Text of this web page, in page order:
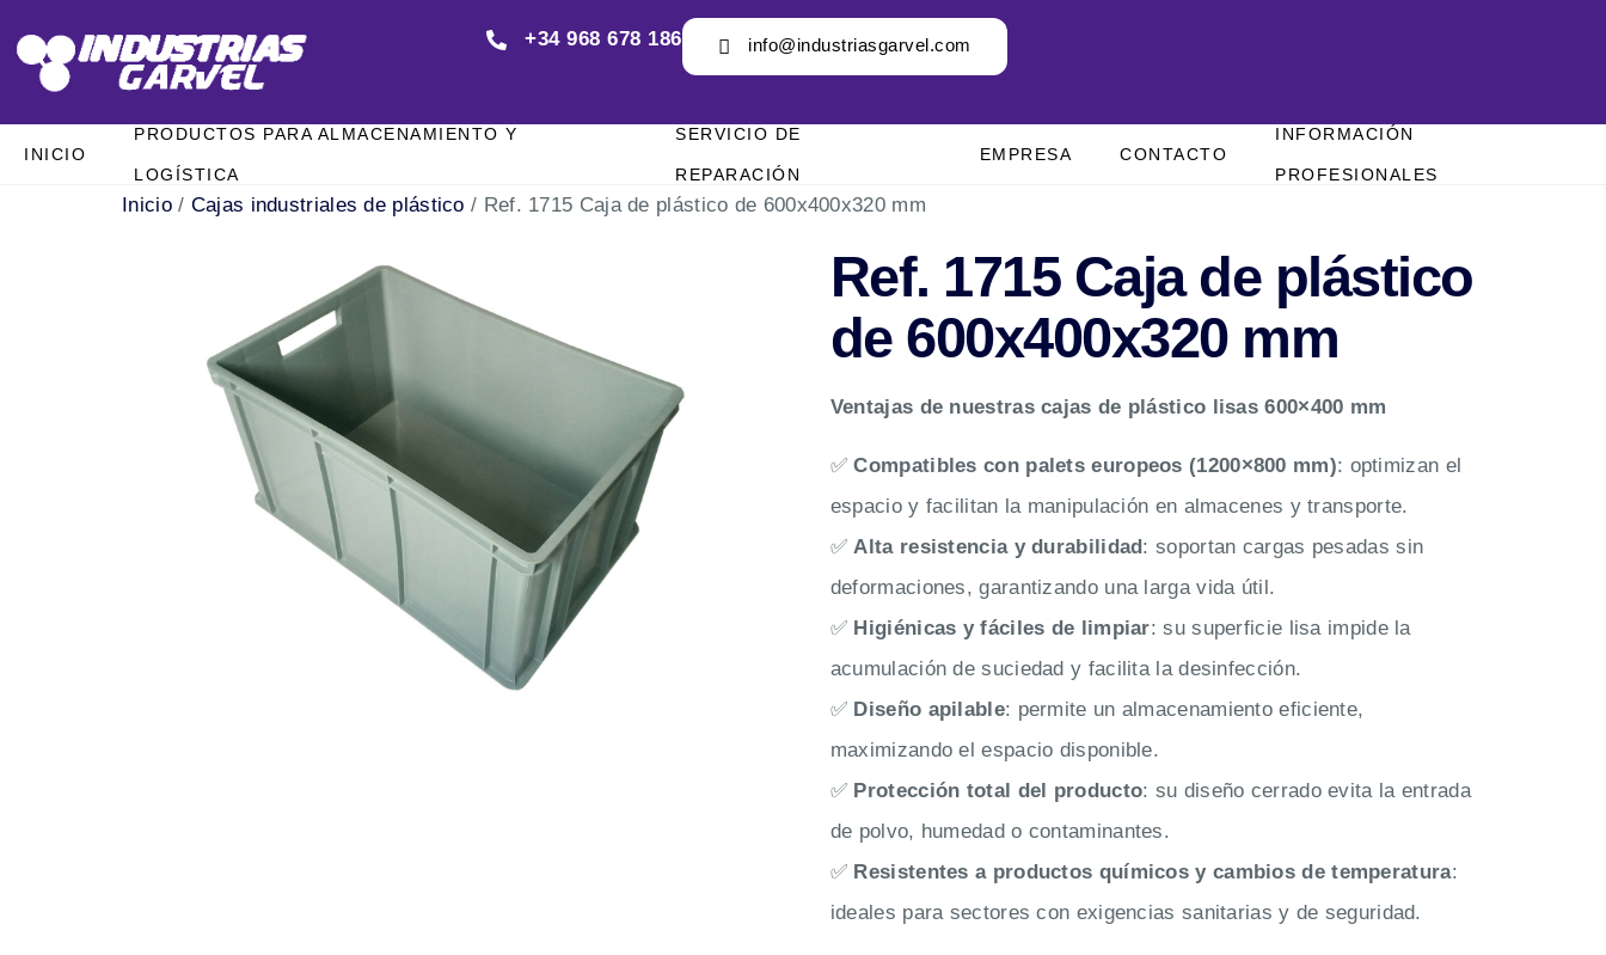
+34 968 678 186 info@industriasgarvel.com
INICIO
PRODUCTOS PARA ALMACENAMIENTO Y
LOGÍSTICA
SERVICIO DE
REPARACIÓN
EMPRESA CONTACTO
INFORMACIÓN
PROFESIONALES
Inicio/ Cajas industriales de plástico / Ref. 1715 Caja de plástico de 600x400x320 mm
Ref. 1715 Caja de plástico
de 600x400x320 mm
Ventajas de nuestras cajas de plástico lisas 600×400 mm
✅Compatibles con palets europeos (1200×800 mm): optimizan el
espacio y facilitan la manipulación en almacenes y transporte.
✅ Alta resistencia y durabilidad: soportan cargas pesadas sin
deformaciones, garantizando una larga vida útil.
✅ Higiénicas y fáciles de limpiar: su superficie lisa impide la
acumulación de suciedad y facilita la desinfección.
✅ Diseño apilable: permite un almacenamiento eficiente,
maximizando el espacio disponible.
✅ Protección total del producto: su diseño cerrado evita la entrada
de polvo, humedad o contaminantes.
✅ Resistentes a productos químicos y cambios de temperatura:
ideales para sectores con exigencias sanitarias y de seguridad.